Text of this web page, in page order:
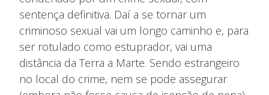
sentença definitiva. Daí a se tornar um
criminoso sexual vai um longo caminho e, para
ser rotulado como estuprador, vai uma
distância da Terra a Marte. Sendo estrangeiro
no local do crime, nem se pode assegurar